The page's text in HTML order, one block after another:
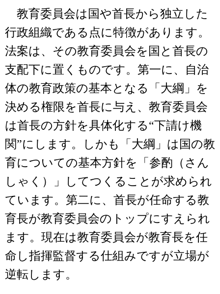
教育委員会は国や首長から独立した
行政組織である点に特徴があります。
法案は、その教育委員会を国と首長の
支配下に置くものです。第一に、自治
体の教育政策の基本となる「大綱」を
決める権限を首長に与え、教育委員会
は首長の方針を具体化する“下請け機
関”にします。しかも「大綱」は国の教
育についての基本方針を「参酌（さん
しゃく）」してつくることが求められ
ています。第二に、首長が任命する教
育長が教育委員会のトップにすえられ
ます。現在は教育委員会が教育長を任
命し指揮監督する仕組みですが立場が
逆転します。